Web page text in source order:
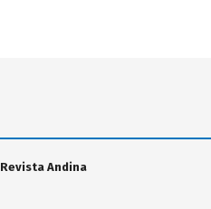
Revista Andina